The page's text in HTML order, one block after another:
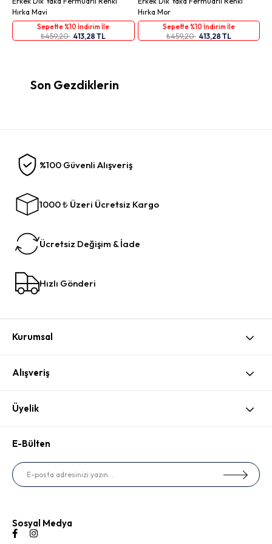
Hırka Mavi
Sepette %10 İndirim İle
₺459,20 413,28 TL
Hırka Mor
Sepette %10 İndirim İle
₺459,20 413,28 TL
Son Gezdiklerin
%100 Güvenli Alışveriş
1000 ₺ Üzeri Ücretsiz Kargo
Ücretsiz Değişim & İade
Hızlı Gönderi
Kurumsal
Alışveriş
Üyelik
E-Bülten
Sosyal Medya